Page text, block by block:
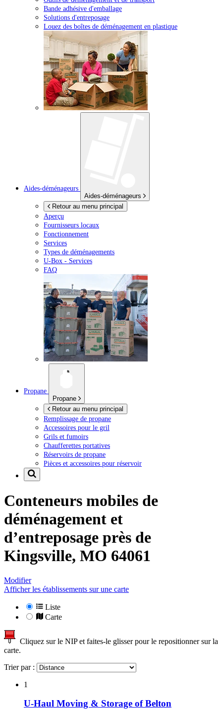
Bande adhésive d'emballage
Solutions d'entreposage
Louez des boîtes de déménagement en plastique
Aides-déménageurs
Aides-déménageurs
Retour au menu principal
Aperçu
Fournisseurs locaux
Fonctionnement
Services
Types de déménagements
U-Box - Services
FAQ
Propane
Propane
Retour au menu principal
Remplissage de propane
Accessoires pour le gril
Grils et fumoirs
Chaufferettes portatives
Réservoirs de propane
Pièces et accessoires pour réservoir
Conteneurs mobiles de
déménagement et
d’entreposage près de
Kingsville, MO 64061
Modifier
Afficher les établissements sur une carte
Liste
Carte
Cliquez sur le NIP et faites-le glisser pour le repositionner sur la
carte.
Trier par :
1
U-Haul Moving & Storage of Belton